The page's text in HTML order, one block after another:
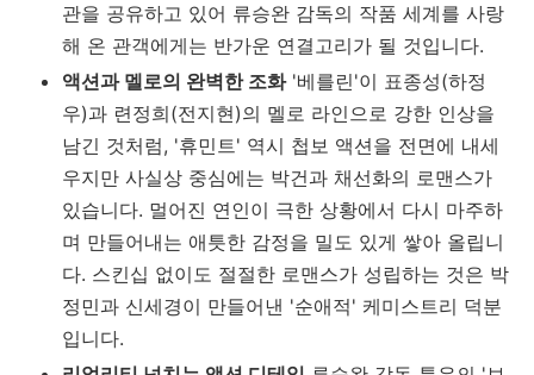
관을 공유하고 있어 류승완 감독의 작품 세계를 사랑
해 온 관객에게는 반가운 연결고리가 될 것입니다.
액션과 멜로의 완벽한 조화'베를린'이 표종성(하정
우)과 련정희(전지현)의 멜로 라인으로 강한 인상을
남긴 것처럼, '휴민트' 역시 첩보 액션을 전면에 내세
우지만 사실상 중심에는 박건과 채선화의 로맨스가
있습니다. 멀어진 연인이 극한 상황에서 다시 마주하
며 만들어내는 애틋한 감정을 밀도 있게 쌓아 올립니
다. 스킨십 없이도 절절한 로맨스가 성립하는 것은 박
정민과 신세경이 만들어낸 '순애적' 케미스트리 덕분
입니다.